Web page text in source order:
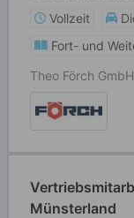
Vollzeit
Fort- und
Theo Förch
Münsterland